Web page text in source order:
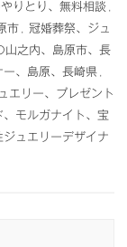
りとり、無料相談
市
冠婚葬祭、ジュ
山之内、島原市、長
、島原、長崎県
エリー、プレゼント
モルガナイト、宝
ュエリーデザイナ